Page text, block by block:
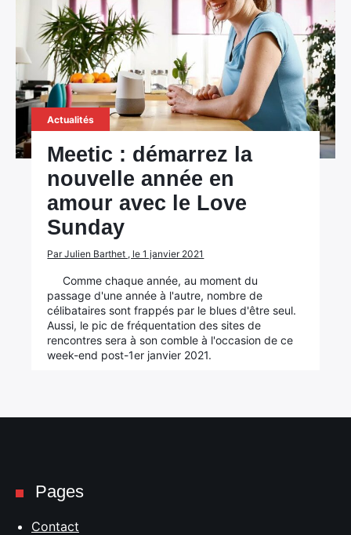
Actualités
Meetic : démarrez la
nouvelle année en
amour avec le Love
Sunday
Par Julien Barthet , le 1 janvier 2021
Comme chaque année, au moment du
passage d'une année à l'autre, nombre de
célibataires sont frappés par le blues d'être seul.
Aussi, le pic de fréquentation des sites de
rencontres sera à son comble à l'occasion de ce
week-end post-1er janvier 2021.
Pages
Contact